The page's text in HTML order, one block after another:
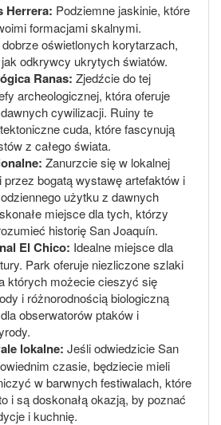
Herrera: Podziemne jaskinie, które
formacjami skalnymi.
oświetlonych korytarzach,
odkrywcy ukrytych światów.
Ranas: Zjedźcie do tej
archeologicznej, która oferuje
cywilizacji. Ruiny te
cuda, które fascynują
z całego świata.
Zanurzcie się w lokalnej
przez bogatą wystawę artefaktów i
użytku z dawnych
miejsce dla tych, którzy
historię San Joaquín.
El Chico: Idealne miejsce dla
Park oferuje niezliczone szlaki
których możecie cieszyć się
i różnorodnością biologiczną
obserwatorów ptaków i
lokalne: Jeśli odwiedzicie San
czasie, będziecie mieli
w barwnych festiwalach, które
i są doskonałą okazją, by poznać
i kuchnię.